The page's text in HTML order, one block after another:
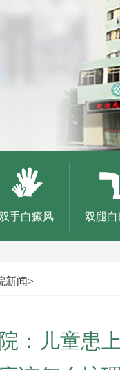
手白癜风 双腿
新闻>
：儿童患